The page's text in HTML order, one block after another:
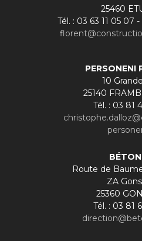
25460
Tél. : 03 63 11 05 07
PERSONENI
10
25140
Tél. : 03 81
Route de
ZA
25360
Tél. : 03 81